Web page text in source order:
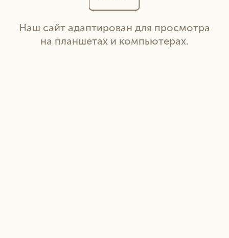
Наш сайт адаптирован для просмотра
на планшетах и компьютерах.